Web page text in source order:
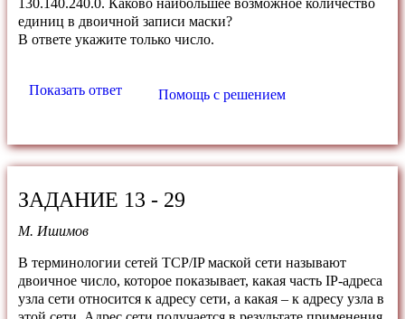
единиц в двоичной записи маски?
В ответе укажите только число.
Показать ответ Помощь с решением
ЗАДАНИЕ 13 - 29
М. Ишимов
В терминологии сетей TCP/IP маской сети называют
двоичное число, которое показывает, какая часть IP-адреса
узла сети относится к адресу сети, а какая – к адресу узла в